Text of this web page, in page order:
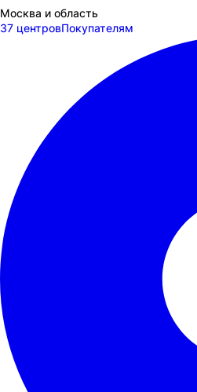
Москва и область
37 центровПокупателям